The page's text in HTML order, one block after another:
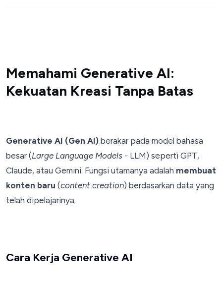
Memahami Generative AI:
Kekuatan Kreasi Tanpa Batas
Generative AI (Gen AI) berakar pada model bahasa
besar (Large Language Models - LLM) seperti GPT,
Claude, atau Gemini. Fungsi utamanya adalah membuat
konten baru (content creation) berdasarkan data yang
telah dipelajarinya.
Cara Kerja Generative AI